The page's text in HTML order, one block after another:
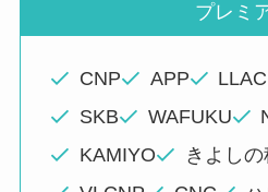
プレミ
CNP APP LLAC
SKB
WAFUKU
KAMIYO
きよしの